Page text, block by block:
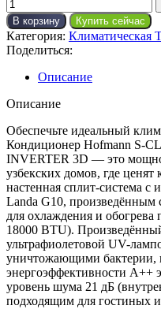
В корзину Купить сейчас
Категория: Климатическая
Поделиться:
Описание
Описание
Обеспечьте идеальный
Кондиционер Hofmann S-
INVERTER 3D — это
узбекских домов, где
настенная сплит-система
Landa G10, произведённым
для охлаждения и
18000 BTU).
ультрафиолетовой UV-
уничтожающими бактерии,
энергоэффективности A++
уровень шума 21 дБ
подходящим для гостиных